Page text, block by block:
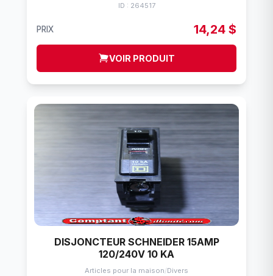
ID : 264517
PRIX 14,24 $
VOIR PRODUIT
DISJONCTEUR SCHNEIDER 15AMP
120/240V 10 KA
Articles pour la maison/Divers